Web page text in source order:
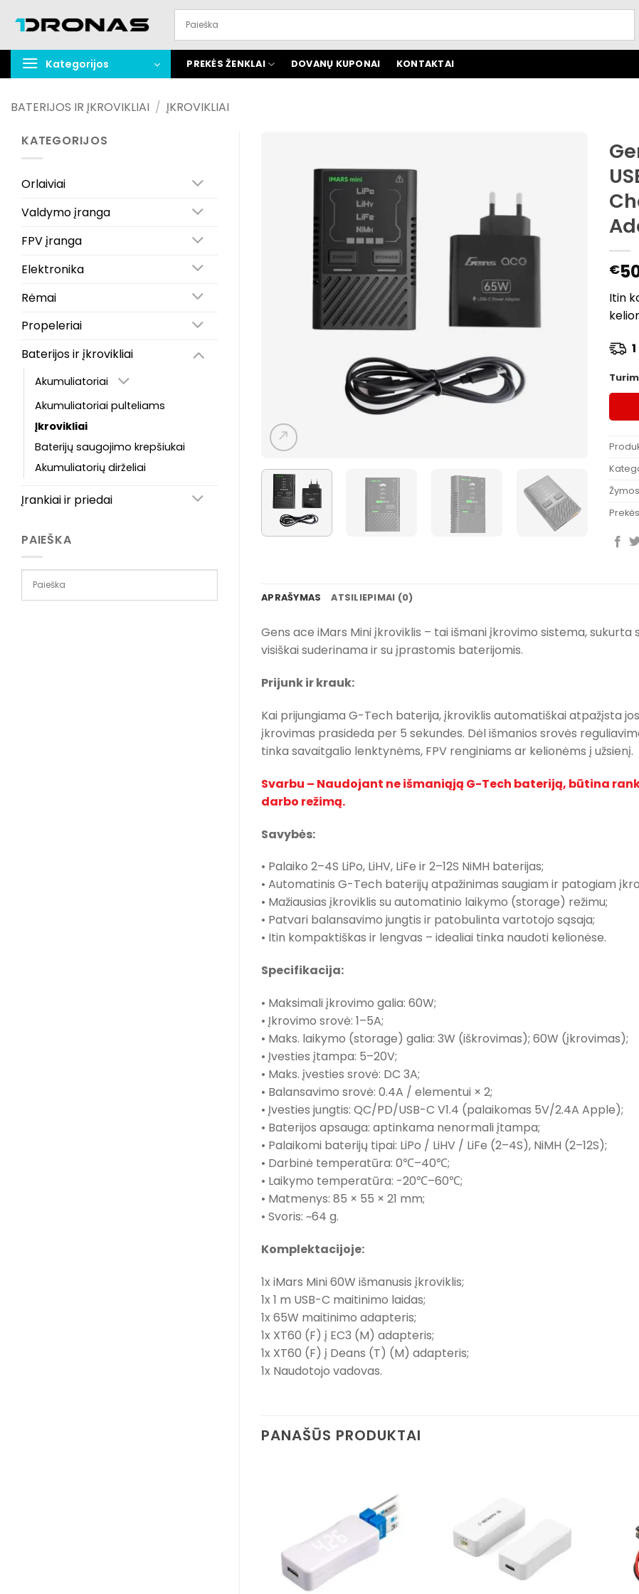
turinį
Kategorijos PREKĖS ŽENKLAI DOVANŲ KUPONAI KONTAKTAI
BATERIJOS IR ĮKROVIKLIAI / ĮKROVIKLIAI
KATEGORIJOS
Orlaiviai
Valdymo įranga
FPV įranga
Elektronika
Rėmai
Propeleriai
Baterijos ir įkrovikliai
Akumuliatoriai
Akumuliatoriai pulteliams
Įkrovikliai
Baterijų saugojimo krepšiukai
Akumuliatorių dirželiai
Įrankiai ir priedai
PAIEŠKA
€
Itin
APRAŠYMAS ATSILIEPIMAI (0)
Gens ace iMars Mini įkroviklis – tai išmani įkrovimo sistema,
visiškai suderinama ir su įprastomis baterijomis.
Prijunk ir krauk:
Kai prijungiama G-Tech baterija, įkroviklis automatiškai atpažįsta
įkrovimas prasideda per 5 sekundes. Dėl išmanios srovės
tinka savaitgalio lenktynėms, FPV renginiams ar kelionėms į užsienį.
Svarbu – Naudojant ne išmaniąją G-Tech bateriją, būtina
darbo režimą.
Savybės:
• Palaiko 2–4S LiPo, LiHV, LiFe ir 2–12S NiMH baterijas;
• Automatinis G-Tech baterijų atpažinimas saugiam ir patogiam
• Mažiausias įkroviklis su automatinio laikymo (storage) režimu;
• Patvari balansavimo jungtis ir patobulinta vartotojo sąsaja;
• Itin kompaktiškas ir lengvas – idealiai tinka naudoti kelionėse.
Specifikacija:
• Maksimali įkrovimo galia: 60W;
• Įkrovimo srovė: 1–5A;
• Maks. laikymo (storage) galia: 3W (iškrovimas); 60W (įkrovimas);
• Įvesties įtampa: 5–20V;
• Maks. įvesties srovė: DC 3A;
• Balansavimo srovė: 0.4A / elementui × 2;
• Įvesties jungtis: QC/PD/USB-C V1.4 (palaikomas 5V/2.4A Apple);
• Baterijos apsauga: aptinkama nenormali įtampa;
• Palaikomi baterijų tipai: LiPo / LiHV / LiFe (2–4S), NiMH (2–12S);
• Darbinė temperatūra: 0℃–40℃;
• Laikymo temperatūra: -20℃–60℃;
• Matmenys: 85 × 55 × 21 mm;
• Svoris: ~64 g.
Komplektacijoje:
1x iMars Mini 60W išmanusis įkroviklis;
1x 1 m USB-C maitinimo laidas;
1x 65W maitinimo adapteris;
1x XT60 (F) į EC3 (M) adapteris;
1x XT60 (F) į Deans (T) (M) adapteris;
1x Naudotojo vadovas.
PANAŠŪS PRODUKTAI